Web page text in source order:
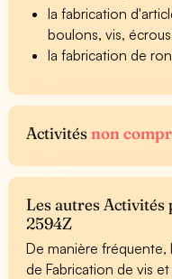
la fabrication
boulons, vis, écrous
la fabrication de
Activitésnon
Les autres Activités
2594Z
De manière fréquente,
de Fabrication de vis